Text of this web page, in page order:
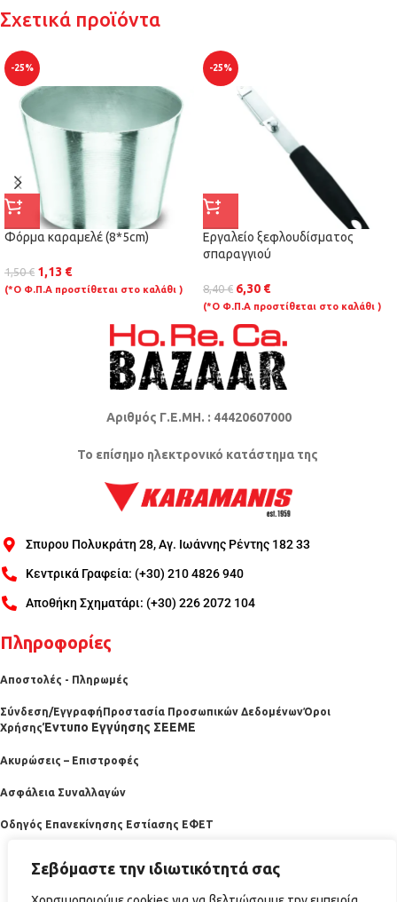
Σεβόμαστε την ιδιωτικότητά σας
Σχετικά προϊόντα
-25%
Φόρμα καραμελέ (8*5cm)
1,50€ 1,13 €
(*Ο Φ.Π.Α προστίθεται στο καλάθι )
-25%
Εργαλείο ξεφλουδίσματος
σπαραγγιού
8,40€ 6,30 €
(*Ο Φ.Π.Α προστίθεται στο καλάθι )
Αριθμός Γ.Ε.ΜΗ. : 44420607000
Το επίσημο ηλεκτρονικό κατάστημα της
Σπυρου Πολυκράτη 28, Αγ. Ιωάννης Ρέντης 182 33
Κεντρικά Γραφεία: (+30) 210 4826 940
Αποθήκη Σχηματάρι: (+30) 226 2072 104
Πληροφορίες
Αποστολές - Πληρωμές
Σύνδεση/Εγγραφή Προστασία Προσωπικών ΔεδομένωνΌροι
ΧρήσηςΈντυπο Εγγύησης ΣΕΕΜΕ
Ακυρώσεις – Επιστροφές
Ασφάλεια Συναλλαγών
Οδηγός Επανεκίνησης Εστίασης ΕΦΕΤ